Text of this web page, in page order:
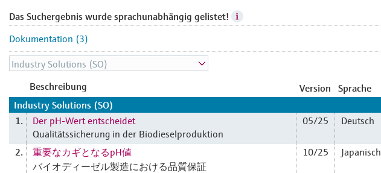
Das Suchergebnis wurde sprachunabhängig gelistet!
Dokumentation (3)
Beschreibung Version
Sprache
Industry Solutions (SO)
1.
Der pH-Wert entscheidet
Qualitätssicherung in der Biodieselproduktion
05/25 Deutsch
2.
重要なカギとなるpH値
バイオディーゼル製造における品質保証
10/25 Japanisch